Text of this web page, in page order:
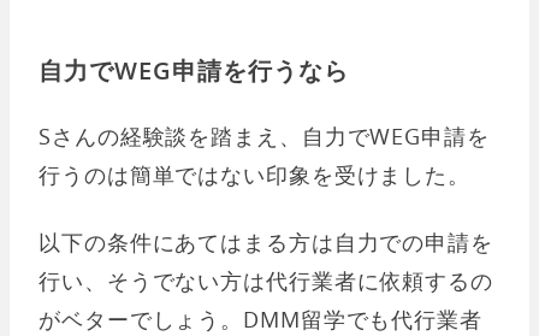
自力でWEG申請を行うなら
Sさんの経験談を踏まえ、自力でWEG申請を
行うのは簡単ではない印象を受けました。
以下の条件にあてはまる方は自力での申請を
行い、そうでない方は代行業者に依頼するの
がベターでしょう。DMM留学でも代行業者